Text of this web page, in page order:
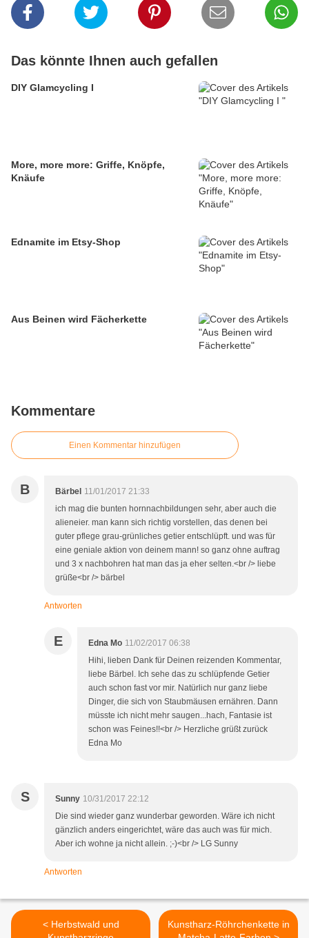
Das könnte Ihnen auch gefallen
DIY Glamcycling I
More, more more: Griffe, Knöpfe,
Knäufe
Ednamite im Etsy-Shop
Aus Beinen wird Fächerkette
Kommentare
Einen Kommentar hinzufügen
B Bärbel 11/01/2017 21:33
ich mag die bunten hornnachbildungen sehr, aber auch die
alieneier. man kann sich richtig vorstellen, das denen bei
guter pflege grau-grünliches getier entschlüpft. und was für
eine geniale aktion von deinem mann! so ganz ohne auftrag
und 3 x nachbohren hat man das ja eher selten.<br /> liebe
grüße<br /> bärbel
Antworten
E Edna Mo 11/02/2017 06:38
Hihi, lieben Dank für Deinen reizenden Kommentar,
liebe Bärbel. Ich sehe das zu schlüpfende Getier
auch schon fast vor mir. Natürlich nur ganz liebe
Dinger, die sich von Staubmäusen ernähren. Dann
müsste ich nicht mehr saugen...hach, Fantasie ist
schon was Feines!!<br /> Herzliche grüßt zurück
Edna Mo
S Sunny 10/31/2017 22:12
Die sind wieder ganz wunderbar geworden. Wäre ich nicht
gänzlich anders eingerichtet, wäre das auch was für mich.
Aber ich wohne ja nicht allein. ;-)<br /> LG Sunny
Antworten
< Herbstwald und
Kunstharz-Röhrchenkette in